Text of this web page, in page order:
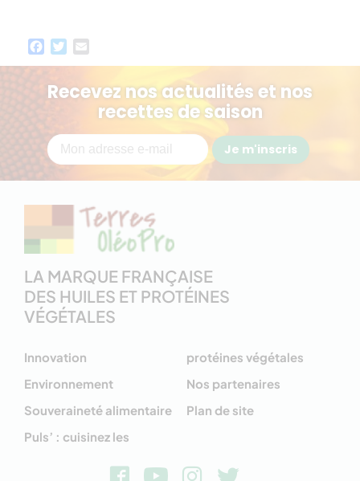
Facebook
Twitter
Recevez nos actualités et nos
recettes de saison
Je m'inscris
LA MARQUE FRANÇAISE
DES HUILES ET PROTÉINES
VÉGÉTALES
Innovation
Environnement
Souveraineté alimentaire
Puls’ : cuisinez les
protéines végétales
Nos partenaires
Plan de site